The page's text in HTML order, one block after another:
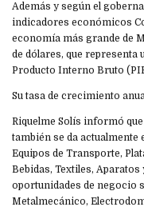
Además y según el
indicadores económicos
economía más grande de
de dólares, que representa
Producto Interno Bruto
Su tasa de crecimiento
Riquelme Solís informó
también se da actualmente
Equipos de Transporte,
Bebidas, Textiles,
oportunidades de negocio
Metalmecánico,